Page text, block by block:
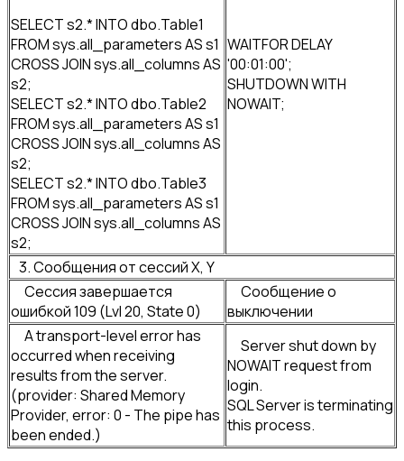
SELECT s2.* INTO dbo.Table1
FROM sys.all_parameters AS s1
CROSS JOIN sys.all_columns AS
s2;
SELECT s2.* INTO dbo.Table2
FROM sys.all_parameters AS s1
CROSS JOIN sys.all_columns AS
s2;
SELECT s2.* INTO dbo.Table3
FROM sys.all_parameters AS s1
CROSS JOIN sys.all_columns AS
s2;
WAITFOR DELAY
'00:01:00';
SHUTDOWN WITH
NOWAIT;
3. Сообщения от сессий X, Y
Сессия завершается
ошибкой 109 (Lvl 20, State 0)
Сообщение о
выключении
A transport-level error has
occurred when receiving
results from the server.
(provider: Shared Memory
Provider, error: 0 - The pipe has
been ended.)
Server shut down by
NOWAIT request from
login.
SQL Server is terminating
this process.